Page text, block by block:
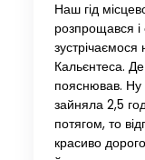
Наш гід
розпрощався і
зустрічаємося
Кальєнтеса.
пояснював. Ну
зайняла 2,5
потягом, то
красиво